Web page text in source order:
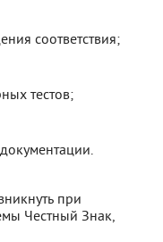
соответствия;
тестов;
при
Честный Знак,